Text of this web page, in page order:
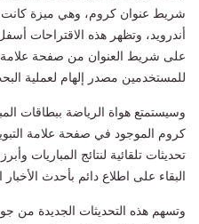
شريط عنوان كروم، وهي ميزة
أندرويد، وتظهر هذه الاقتراحات
على شريط العنوان من صفحة علامة
للمستخدمين مصدر إلهام لعملية
وسيستمتع هواة الرياضة ببطاقات
كروم الموجود في صفحة علامة
تحديثات تلقائية لنتائج المباريات
البقاء على اطلاع دائم بأحدث الأخبار
وتسهم هذه التحديثات الجديدة من